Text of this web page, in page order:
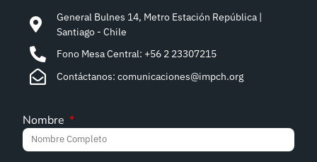
General Bulnes 14, Metro Estación República |
Santiago - Chile
Fono Mesa Central: +56 2 23307215
Contáctanos: comunicaciones@impch.org
Nombre